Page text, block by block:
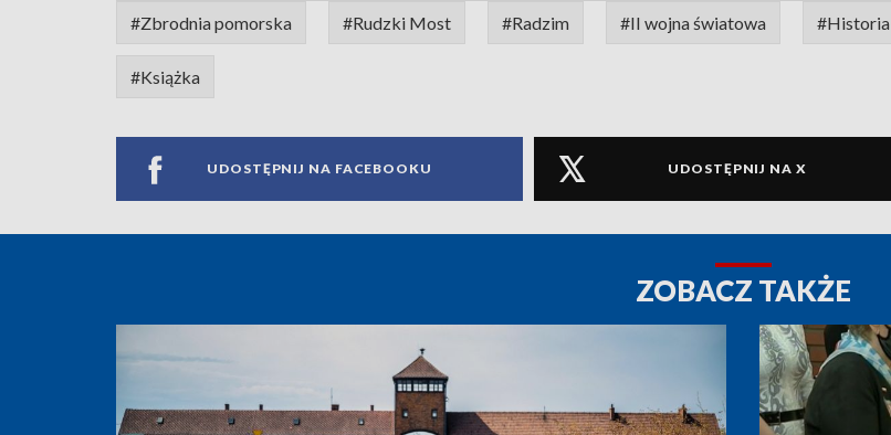
#Zbrodnia pomorska #Rudzki Most #Radzim #II wojna światowa #Historia
#Książka
UDOSTĘPNIJ NA FACEBOOKU UDOSTĘPNIJ NA X
ZOBACZ TAKŻE